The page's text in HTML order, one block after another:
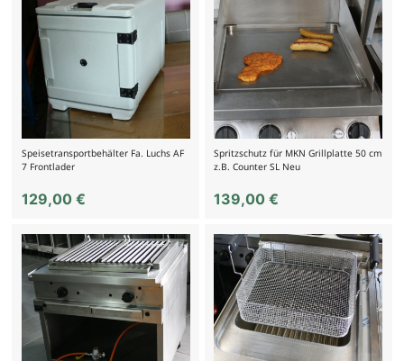
Speisetransportbehälter Fa. Luchs AF
7 Frontlader
129,00 €
Spritzschutz für MKN Grillplatte 50 cm
z.B. Counter SL Neu
139,00€